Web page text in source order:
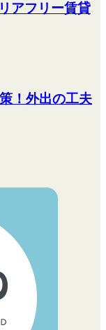
アフリー賃貸
！外出の工夫